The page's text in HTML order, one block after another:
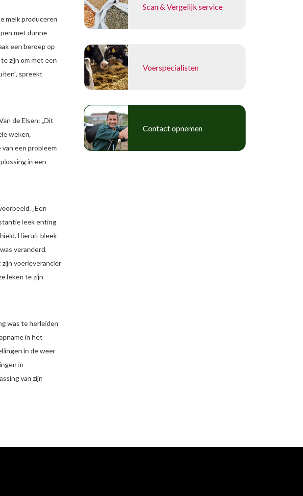
melk produceren
met dunne
een beroep op
zijn om met een
spreekt
de Elsen: „Dit
weken,
een probleem
in een
„Een
leek enting
Hieruit bleek
veranderd.
zijn voerleverancier
leken te zijn
was te herleiden
in het
in de weer
in
van zijn
Scan & Vergelijk service
Voerspecialisten
Contact opnemen